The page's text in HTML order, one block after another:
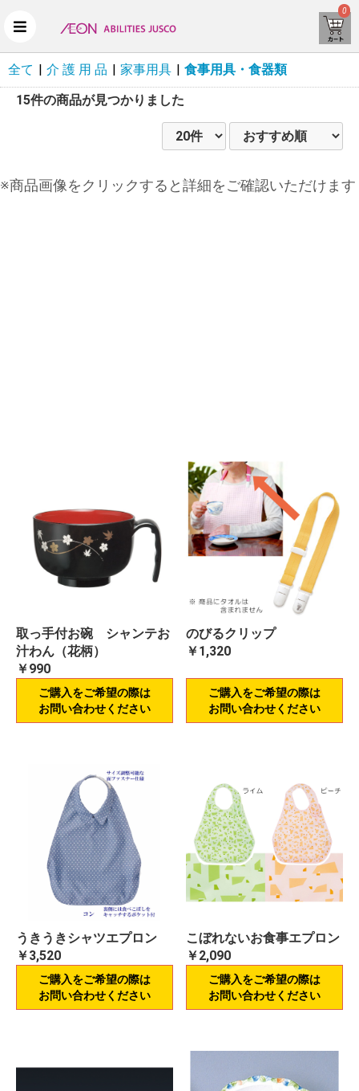
0
全て | 介 護 用 品 | 家事用具 | 食事用具・食器類
15件の商品が見つかりました
※商品画像をクリックすると詳細をご確認いただけます
取っ手付お碗 シャンテお
汁わん（花柄）
￥990
ご購入をご希望の際は
お問い合わせください
のびるクリップ
￥1,320
ご購入をご希望の際は
お問い合わせください
うきうきシャツエプロン
￥3,520
ご購入をご希望の際は
お問い合わせください
こぼれないお食事エプロン
￥2,090
ご購入をご希望の際は
お問い合わせください